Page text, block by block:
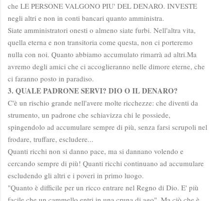
che LE PERSONE VALGONO PIU' DEL DENARO. INVESTE
negli altri e non in conti bancari quanto amministra.
Siate amministratori onesti o almeno siate furbi. Nell'altra vita,
quella eterna e non transitoria come questa, non ci porteremo
nulla con noi. Quanto abbiamo accumulato rimarrà ad altri.Ma
avremo degli amici che ci accoglieranno nelle dimore eterne, che
ci faranno posto in paradiso.
3. QUALE PADRONE SERVI? DIO O IL DENARO?
C'è un rischio grande nell'avere molte ricchezze: che diventi da
strumento, un padrone che schiavizza chi le possiede,
spingendolo ad accumulare sempre di più, senza farsi scrupoli nel
frodare, truffare, escludere...
Quanti ricchi non si danno pace, ma si dannano volendo e
cercando sempre di più! Quanti ricchi continuano ad accumulare
escludendo gli altri e i poveri in primo luogo.
"Quanto è difficile per un ricco entrare nel Regno di Dio. E' più